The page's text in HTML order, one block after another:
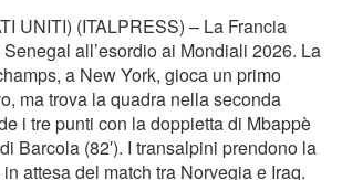
UNITI) (ITALPRESS) – La Francia
all’esordio ai Mondiali 2026. La
a New York, gioca un primo
ma trova la quadra nella seconda
i tre punti con la doppietta di Mbappè
di Barcola (82′). I transalpini prendono la
attesa del match tra Norvegia e Iraq.